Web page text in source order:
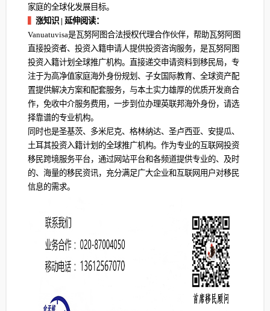
家庭的全球化发展目标。
涨知识 | 延伸阅读：
Vanuatuvisa是瓦努阿图合法授权代理合作伙伴，帮助瓦努阿图
直接投资者、投资入籍申请人提供投资咨询服务，是瓦努阿图
投资入籍计划全球推广机构。直接递交申请资料到移民局，专
注于为高净值家庭海外身份规划、子女国际教育、全球资产配
置提供解决方案和配套服务，与本土实力雄厚的优质开发商合
作，免收中介服务费用，一步到位办理英联邦海外身份，请选
择靠谱的专业机构。
同时也是圣基茨、多米尼克、格林纳达、圣卢西亚、安提瓜、
土耳其投资入籍计划的全球推广机构。作为专业的互联网投资
移民跨境服务平台，通过网站平台和各频道提供专业的、及时
的、海量的移民资讯，充分满足广大企业和互联网用户对移民
信息的需求。